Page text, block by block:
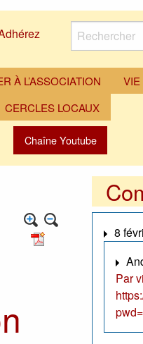
Rechercher
À L’ASSOCIATION
VIE
CERCLES LOCAUX
Chaîne Youtube
8
Par